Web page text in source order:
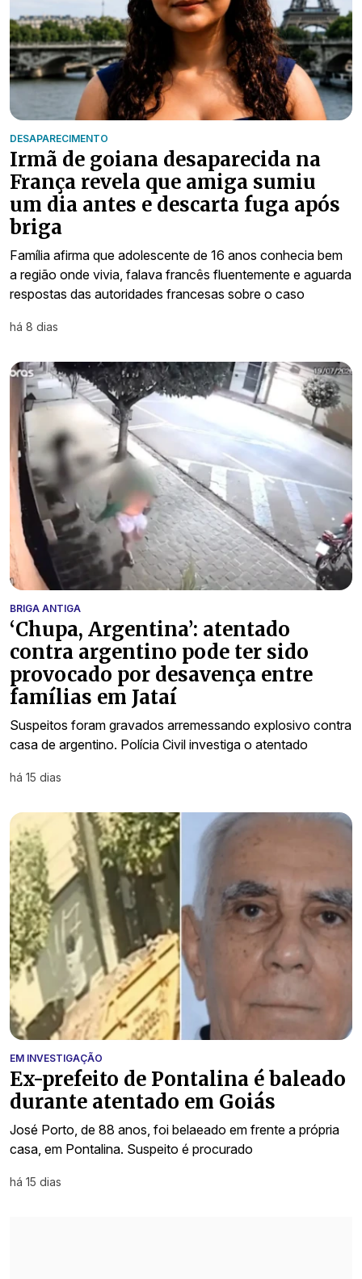
DESAPARECIMENTO
Irmã de goiana desaparecida na
França revela que amiga sumiu
um dia antes e descarta fuga após
briga
Família afirma que adolescente de 16 anos conhecia bem
a região onde vivia, falava francês fluentemente e aguarda
respostas das autoridades francesas sobre o caso
há 8 dias
BRIGA ANTIGA
‘Chupa, Argentina’: atentado
contra argentino pode ter sido
provocado por desavença entre
famílias em Jataí
Suspeitos foram gravados arremessando explosivo contra
casa de argentino. Polícia Civil investiga o atentado
há 15 dias
EM INVESTIGAÇÃO
Ex-prefeito de Pontalina é baleado
durante atentado em Goiás
José Porto, de 88 anos, foi belaeado em frente a própria
casa, em Pontalina. Suspeito é procurado
há 15 dias